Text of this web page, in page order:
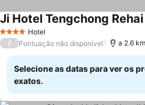
4 EstrelasHotel
Ji Hotel Tengchong
/ Pontuação não disponível a 2.6
Selecione as datas para ver os
exatos.